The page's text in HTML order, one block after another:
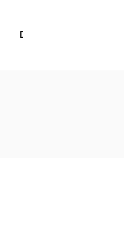
DÁRKOVÉ POUKAZY